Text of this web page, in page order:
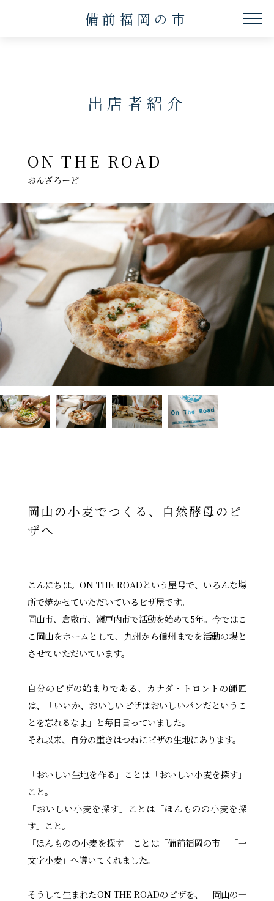
備前福岡の市
出店者紹介
ON THE ROAD
おんざろーど
岡山の小麦でつくる、自然酵母のピ
ザへ
こんにちは。ON THE ROADという屋号で、いろんな場
所で焼かせていただいているピザ屋です。
岡山市、倉敷市、瀬戸内市で活動を始めて5年。今ではこ
こ岡山をホームとして、九州から信州までを活動の場と
させていただいています。
自分のピザの始まりである、カナダ・トロントの師匠
は、「いいか、おいしいピザはおいしいパンだというこ
とを忘れるなよ」と毎日言っていました。
それ以来、自分の重きはつねにピザの生地にあります。
「おいしい生地を作る」ことは「おいしい小麦を探す」
こと。
「おいしい小麦を探す」ことは「ほんものの小麦を探
す」こと。
「ほんものの小麦を探す」ことは「備前福岡の市」「一
文字小麦」へ導いてくれました。
そうして生まれたON THE ROADのピザを、「岡山の一